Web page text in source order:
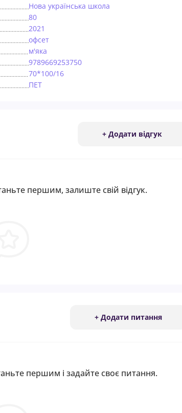
Нова українська школа
80
2021
офсет
м'яка
9789669253750
70*100/16
ПЕТ
+ Додати відгук
першим, залиште свій відгук.
+ Додати питання
першим і задайте своє питання.